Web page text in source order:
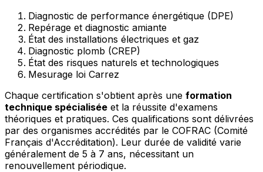
Diagnostic de performance énergétique (DPE)
Repérage et diagnostic amiante
État des installations électriques et gaz
Diagnostic plomb (CREP)
État des risques naturels et technologiques
Mesurage loi Carrez
Chaque certification s'obtient après une formation
technique spécialisée et la réussite d'examens
théoriques et pratiques. Ces qualifications sont délivrées
par des organismes accrédités par le COFRAC (Comité
Français d'Accréditation). Leur durée de validité varie
généralement de 5 à 7 ans, nécessitant un
renouvellement périodique.